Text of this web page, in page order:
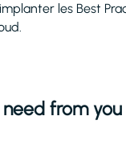
les Best
from you